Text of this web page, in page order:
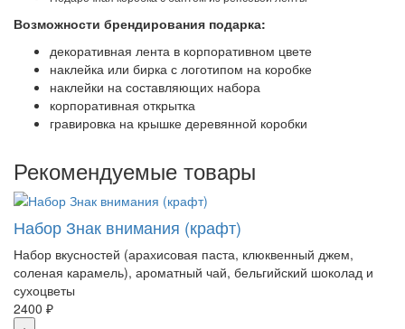
Возможности брендирования подарка:
декоративная лента в корпоративном цвете
наклейка или бирка с логотипом на коробке
наклейки на составляющих набора
корпоративная открытка
гравировка на крышке деревянной коробки
Рекомендуемые товары
Набор Знак внимания (крафт)
Набор вкусностей (арахисовая паста, клюквенный джем,
соленая карамель), ароматный чай, бельгийский шоколад и
сухоцветы
2400 ₽